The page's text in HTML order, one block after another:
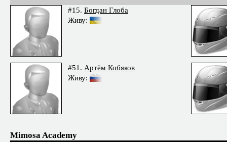
#15. Богдан Глоба
Живу:
#51. Артём Кобяков
Живу:
Mimosa Academy